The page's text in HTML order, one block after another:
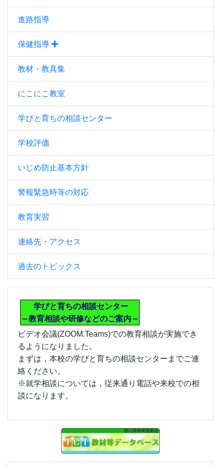
進路指導
保健指導
教材・教具集
にこにこ教室
学びと育ちの相談センター
学校評価
いじめ防止基本方針
警報緊急時等の対応
教育実習
連絡先・アクセス
過去のトピックス
学びと育ちの相談センター
～教育相談や研修などのご案内～
ビデオ会議(ZOOM.Teams)での教育相談が実施でき
るようになりました。
まずは，本校の学びと育ちの相談センターまでご連
絡ください。
※就学相談については，従来通り電話や来校での相
談になります。